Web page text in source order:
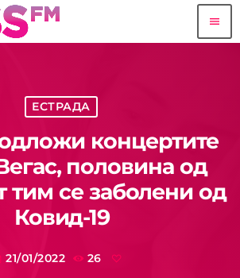
menu
ЕСТРАДА
концертите
половина од
тим се заболени од
Ковид-19
21/01/2022 26